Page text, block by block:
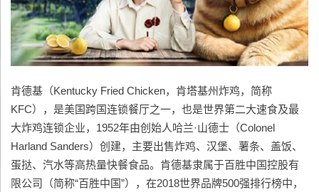
肯德基（Kentucky Fried Chicken，肯塔基州炸鸡，简称
KFC），是美国跨国连锁餐厅之一，也是世界第二大速食及最
大炸鸡连锁企业，1952年由创始人哈兰·山德士（Colonel
Harland Sanders）创建，主要出售炸鸡、汉堡、薯条、盖饭、
蛋挞、汽水等高热量快餐食品。肯德基隶属于百胜中国控股有
限公司（简称“百胜中国”），在2018世界品牌500强排行榜中，